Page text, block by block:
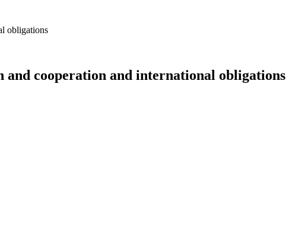
obligations
and cooperation and international obligations